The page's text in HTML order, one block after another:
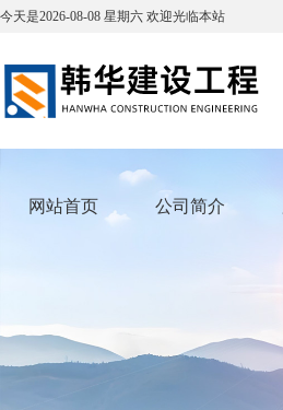
今天是2026-08-08 星期六 欢迎光临本站
网站首页 公司简介